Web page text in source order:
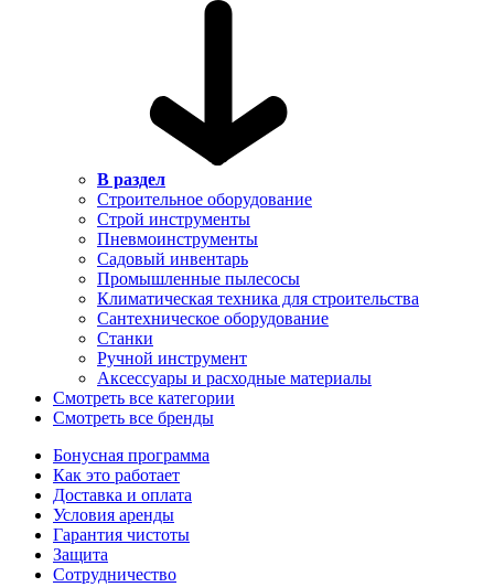
В раздел
Строительное оборудование
Строй инструменты
Пневмоинструменты
Садовый инвентарь
Промышленные пылесосы
Климатическая техника для строительства
Сантехническое оборудование
Станки
Ручной инструмент
Аксессуары и расходные материалы
Смотреть все категории
Смотреть все бренды
Бонусная программа
Как это работает
Доставка и оплата
Условия аренды
Гарантия чистоты
Защита
Сотрудничество